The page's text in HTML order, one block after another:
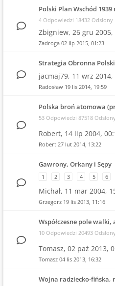
Polski Plan Wschód
4 Odpowiedzi 18432 Odsłony
Zbigniew, 26 gru 2005,
Zadroga 02 lip 2015, 01:23
Strategia Obronna Polski
jacmaj79, 11 wrz 2014,
Radosław 19 lis 2014, 19:59
Polska broń atomowa
53 Odpowiedzi 87518
Robert, 14 lip 2004,
Robert 27 lut 2014, 13:22
Gawrony, Orkany i Sępy
1
2 3 4 5 6
Michał, 11 mar 2004,
Grzegorz 19 lis 2013, 11:16
Współczesne pole walki,
10 Odpowiedzi 20493
Tomasz, 02 paź 2013,
Tomasz 04 lis 2013, 16:32
Wojna radziecko-fińska,